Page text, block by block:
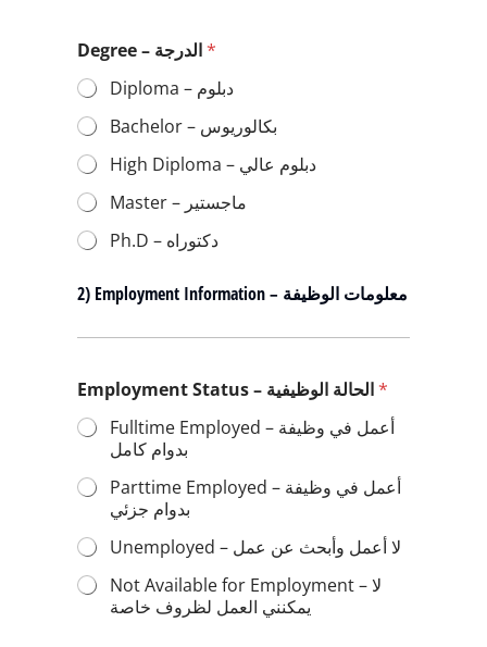
*
Diploma – دبلوم
Bachelor – بكالوريوس
High Diploma – دبلوم عالي
Master – ماجستير
Ph.D – دكتوراه
2) Employment Information – معلومات الوظيفة
*
Fulltime Employed – أعمل في وظيفة
بدوام كامل
Parttime Employed – أعمل في وظيفة
بدوام جزئي
Unemployed – لا أعمل وأبحث عن عمل
Not Available for Employment – لا
يمكنني العمل لظروف خاصة